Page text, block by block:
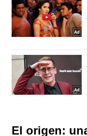
El origen: